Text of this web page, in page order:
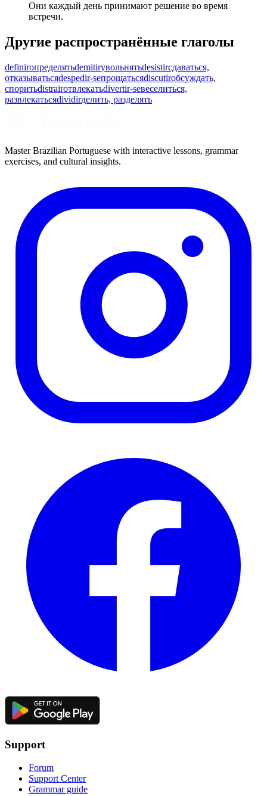
Они каждый день принимают решение во время
встречи.
Другие распространённые глаголы
definirопределятьdemitirувольнятьdesistirсдаваться,
отказыватьсяdespedir-seпрощатьсяdiscutirобсуждать,
споритьdistrairотвлекатьdivertir-seвеселиться,
развлекатьсяdividirделить, разделять
Master Brazilian Portuguese with interactive lessons, grammar
exercises, and cultural insights.
Support
Forum
Support Center
Grammar guide